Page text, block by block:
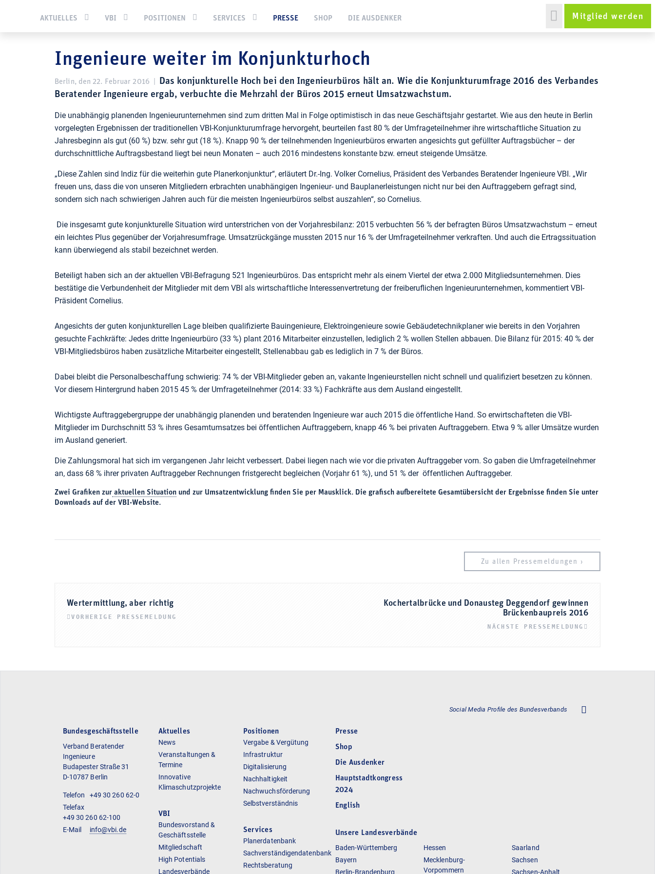
AKTUELLES VBI POSITIONEN SERVICES PRESSE SHOP DIE AUSDENKER Mitglied werden
Startseite Pressecenter Pressemeldungen Ingenieure weiter im Konjunkturhoch
Ingenieure weiter im Konjunkturhoch
Berlin, den 22. Februar 2016
Das konjunkturelle Hoch bei den Ingenieurbüros hält an. Wie die Konjunkturumfrage 2016 des Verbandes
Beratender Ingenieure ergab, verbuchte die Mehrzahl der Büros 2015 erneut Umsatzwachstum.
Die unabhängig planenden Ingenieurunternehmen sind zum dritten Mal in Folge optimistisch in das neue Geschäftsjahr gestartet. Wie aus den heute in Berlin
vorgelegten Ergebnissen der traditionellen VBI-Konjunkturumfrage hervorgeht, beurteilen fast 80 % der Umfrageteilnehmer ihre wirtschaftliche Situation zu
Jahresbeginn als gut (60 %) bzw. sehr gut (18 %). Knapp 90 % der teilnehmenden Ingenieurbüros erwarten angesichts gut gefüllter Auftragsbücher – der
durchschnittliche Auftragsbestand liegt bei neun Monaten – auch 2016 mindestens konstante bzw. erneut steigende Umsätze.
„Diese Zahlen sind Indiz für die weiterhin gute Planerkonjunktur“, erläutert Dr.-Ing. Volker Cornelius, Präsident des Verbandes Beratender Ingenieure VBI. „Wir
freuen uns, dass die von unseren Mitgliedern erbrachten unabhängigen Ingenieur- und Bauplanerleistungen nicht nur bei den Auftraggebern gefragt sind,
sondern sich nach schwierigen Jahren auch für die meisten Ingenieurbüros selbst auszahlen“, so Cornelius.
Die insgesamt gute konjunkturelle Situation wird unterstrichen von der Vorjahresbilanz: 2015 verbuchten 56 % der befragten Büros Umsatzwachstum – erneut
ein leichtes Plus gegenüber der Vorjahresumfrage. Umsatzrückgänge mussten 2015 nur 16 % der Umfrageteilnehmer verkraften. Und auch die Ertragssituation
kann überwiegend als stabil bezeichnet werden.
Beteiligt haben sich an der aktuellen VBI-Befragung 521 Ingenieurbüros. Das entspricht mehr als einem Viertel der etwa 2.000 Mitgliedsunternehmen. Dies
bestätige die Verbundenheit der Mitglieder mit dem VBI als wirtschaftliche Interessenvertretung der freiberuflichen Ingenieurunternehmen, kommentiert VBI-
Präsident Cornelius.
Angesichts der guten konjunkturellen Lage bleiben qualifizierte Bauingenieure, Elektroingenieure sowie Gebäudetechnikplaner wie bereits in den Vorjahren
gesuchte Fachkräfte: Jedes dritte Ingenieurbüro (33 %) plant 2016 Mitarbeiter einzustellen, lediglich 2 % wollen Stellen abbauen. Die Bilanz für 2015: 40 % der
VBI-Mitgliedsbüros haben zusätzliche Mitarbeiter eingestellt, Stellenabbau gab es lediglich in 7 % der Büros.
Dabei bleibt die Personalbeschaffung schwierig: 74 % der VBI-Mitglieder geben an, vakante Ingenieurstellen nicht schnell und qualifiziert besetzen zu können.
Vor diesem Hintergrund haben 2015 45 % der Umfrageteilnehmer (2014: 33 %) Fachkräfte aus dem Ausland eingestellt.
Wichtigste Auftraggebergruppe der unabhängig planenden und beratenden Ingenieure war auch 2015 die öffentliche Hand. So erwirtschafteten die VBI-
Mitglieder im Durchschnitt 53 % ihres Gesamtumsatzes bei öffentlichen Auftraggebern, knapp 46 % bei privaten Auftraggebern. Etwa 9 % aller Umsätze wurden
im Ausland generiert.
Die Zahlungsmoral hat sich im vergangenen Jahr leicht verbessert. Dabei liegen nach wie vor die privaten Auftraggeber vorn. So gaben die Umfrageteilnehmer
an, dass 68 % ihrer privaten Auftraggeber Rechnungen fristgerecht begleichen (Vorjahr 61 %), und 51 % der öffentlichen Auftraggeber.
Zwei Grafiken zur aktuellen Situation und zur Umsatzentwicklung finden Sie per Mausklick. Die grafisch aufbereitete Gesamtübersicht der Ergebnisse finden Sie unter
Downloads auf der VBI-Website.
Zu allen Pressemeldungen ›
Wertermittlung, aber richtig
VORHERIGE PRESSEMELDUNG
Kochertalbrücke und Donausteg Deggendorf gewinnen
Brückenbaupreis 2016
NÄCHSTE PRESSEMELDUNG
Social Media Profile des Bundesverbands
Bundesgeschäftsstelle
Verband Beratender
Ingenieure
Budapester Straße 31
D-10787 Berlin
Telefon
+49 30 260 62-0
Telefax
+49 30 260 62-100
E-Mail
info@vbi.de
Aktuelles
News
Veranstaltungen &
Termine
Innovative
Klimaschutzprojekte
VBI
Bundesvorstand &
Geschäftsstelle
Mitgliedschaft
High Potentials
Landesverbände
Positionen
Vergabe & Vergütung
Infrastruktur
Digitalisierung
Nachhaltigkeit
Nachwuchsförderung
Selbstverständnis
Services
Planerdatenbank
Sachverständigendatenbank
Rechtsberatung
Presse
Shop
Die Ausdenker
Hauptstadtkongress
2024
English
Unsere Landesverbände
Baden-Württemberg
Bayern
Berlin-Brandenburg
Hessen
Mecklenburg-
Vorpommern
Saarland
Sachsen
Sachsen-Anhalt